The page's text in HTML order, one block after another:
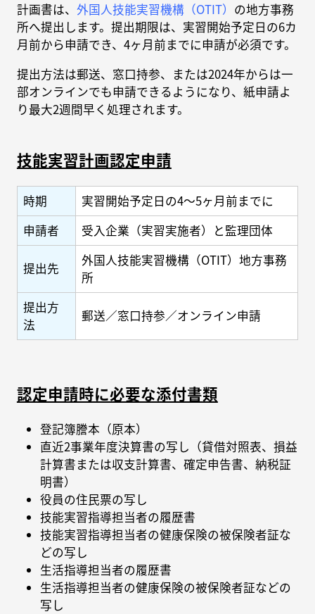
計画書は、 外国人技能実習機構（OTIT） の地方事務
所へ提出します。提出期限は、実習開始予定日の6カ
月前から申請でき、4ヶ月前までに申請が必須です。
提出方法は郵送、窓口持参、または2024年からは一
部オンラインでも申請できるようになり、紙申請よ
り最大2週間早く処理されます。
技能実習計画認定申請
時期
実習開始予定日の4〜5ヶ月前までに
申請者
受入企業（実習実施者）と監理団体
提出先
外国人技能実習機構（OTIT）地方事務
所
提出方
法
郵送／窓口持参／オンライン申請
認定申請時に必要な添付書類
登記簿謄本（原本）
直近2事業年度決算書の写し（貸借対照表、損益
計算書または収支計算書、確定申告書、納税証
明書）
役員の住民票の写し
技能実習指導担当者の履歴書
技能実習指導担当者の健康保険の被保険者証な
どの写し
生活指導担当者の履歴書
生活指導担当者の健康保険の被保険者証などの
写し